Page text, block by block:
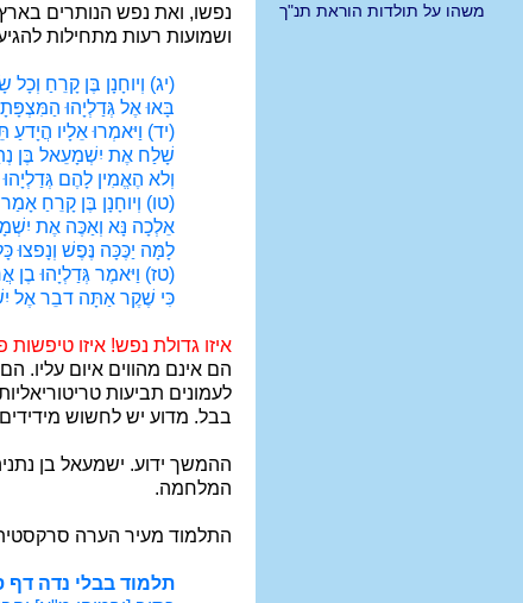
משהו על תולדות הוראת תנ"ך
נפשו, ואת נפש הנותרים
ושמועות רעות מתחילות
(יג) וְיוחָנָן בֶּן קָרֵחַ
בָּאוּ אֶל גְּדַלְיָהוּ
(יד) וַיּאמְרוּ אֵלָיו
שָׁלַח אֶת יִשְׁמָעֵאל בֶּן
וְלא הֶאֱמִין לָהֶם
(טו) וְיוחָנָן בֶּן קָרֵחַ
אֵלְכָה נָּא וְאַכֶּה אֶת
לָמָּה יַכֶּכָּה נֶּפֶשׁ וְנָפצוּ
(טז) וַיּאמֶר גְּדַלְיָהוּ
כִּי שֶׁקֶר אַתָּה דבֵר אֶל
איזו גדולת נפש! איזו טיפשות
הם אינם מהווים איום עליו.
בבל. מדוע יש לחשוש
ההמשך ידוע. ישמעאל בן
המלחמה.
התלמוד מעיר הערה
תלמוד בבלי נדה דף